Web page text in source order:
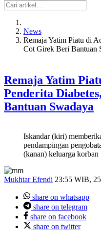
News
Remaja Yatim Piatu di
Cot Girek Beri Bantuan
Remaja Yatim
Penderita
Bantuan Swadaya
Iskandar (kiri)
pendampingan
(kanan) keluarga korban
Mukhtar Efendi 23:55 WIB,
share on whatsapp
share on telegram
share on facebook
share on twitter